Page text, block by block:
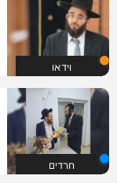
וידאו
חרדים